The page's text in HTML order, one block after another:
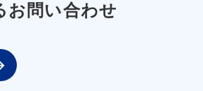
お問い合わせ